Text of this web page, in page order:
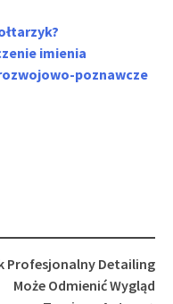
imienia
poznawcze
Profesjonalny Detailing
Może Odmienić Wygląd